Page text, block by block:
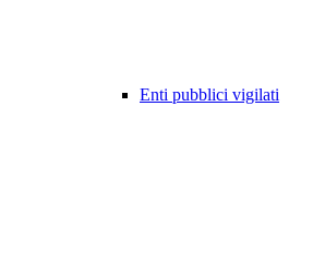
Enti pubblici vigilati